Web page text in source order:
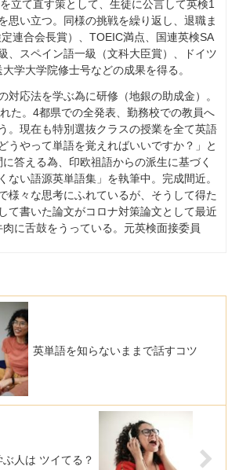
立て直す策として、生徒に公言して英検1
思い立つ。同様の挑戦を繰り返し、退職ま
連合会長賞）、 TOEIC満点、国連英検SA
、スペイン語一級（文科大臣賞）、ドイツ
学大学院修士号などの成果を得る。
対応法を学ぶ為に研修（地銀の助成金）。
た。 4都県での全発表、勤務校での教員へ
。現在も特別選抜クラスの授業を全て英語
うやって単語を覚えればいいですか？」と
答える為、印欧祖語からの派生に基づく
ない語源英単語集」を執筆中。完成間近。
様々な思考にふれているが、そうして得た
て書いた論文がコロナ対策論文として最近
肉に舌鼓をうっている。元英検面接委員
英単語を知らないままで話すコツ
人は ツイてる？